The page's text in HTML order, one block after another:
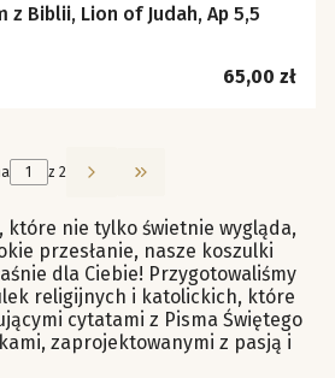
z Biblii, Lion of Judah, Ap 5,5
Cena
65,00 zł
z 2 Przejdź do ostatniej
które nie tylko świetnie wygląda,
przesłanie, nasze koszulki
dla Ciebie! Przygotowaliśmy
religijnych i katolickich, które
cytatami z Pisma Świętego
zaprojektowanymi z pasją i